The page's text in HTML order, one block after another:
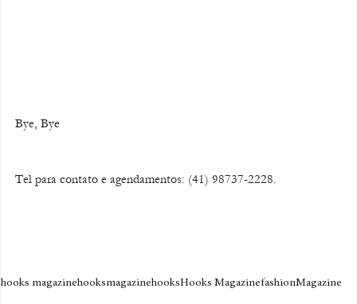
Bye, Bye
Tel para contato e agendamentos: (41) 98737-2228.
hooks magazinehooksmagazinehooksHooks MagazinefashionMagazine